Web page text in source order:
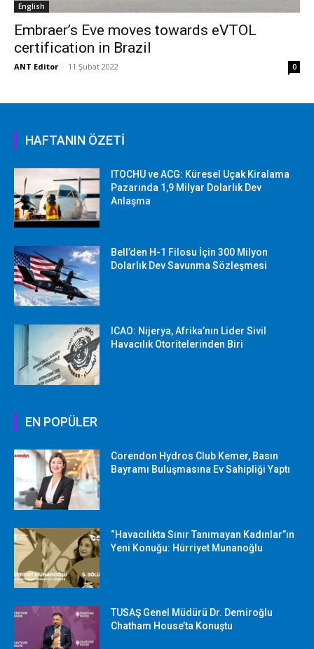
English
Embraer’s Eve moves towards eVTOL
certification in Brazil
ANT Editor - 11 Şubat 2022 0
HAFTANIN ÖZETİ
ITOCHU ve ACG: Küresel Uçak Kiralama
Pazarında 1,9 Milyar Dolarlık Dev
Anlaşma
Bell’den H-1 Filosu İçin 300 Milyon
Dolarlık Dev Savunma Sözleşmesi
ICAO: Nijerya, Afrika’nın Lider Sivil
Havacılık Otoritelerinden Biri
EN POPÜLER
Corendon Hydros Club Kemer, Basın
Bayramı Buluşmasına Ev Sahipliği Yaptı
“Havacılıkta Sınır Tanımayan Kadınlar”ın
Yeni Konuğu: Hürriyet Munanoğlu
TUSAŞ Genel Müdürü Dr. Demiroğlu
Chatham House’ta Konuştu